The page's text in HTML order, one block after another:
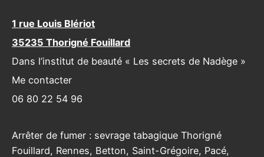
1 rue Louis Blériot
35235 Thorigné Fouillard
Dans l’institut de beauté « Les secrets de Nadège »
Me contacter
06 80 22 54 96
Arrêter de fumer : sevrage tabagique Thorigné
Fouillard, Rennes, Betton, Saint-Grégoire, Pacé,